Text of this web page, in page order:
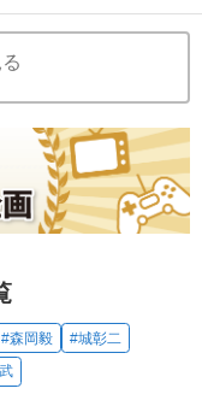
#森岡毅
#城彰二